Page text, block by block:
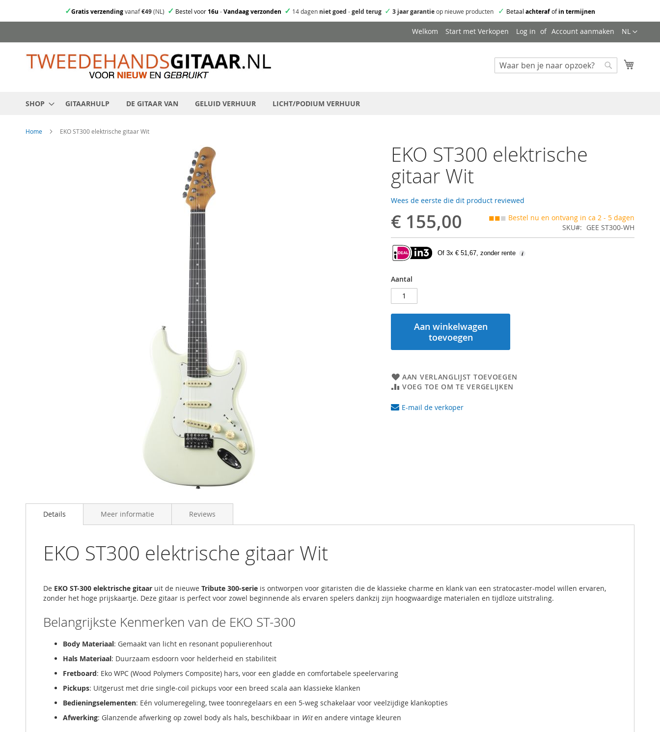
✓Gratis verzendingvanaf€49(NL) ✓ Bestel voor16u -Vandaag verzonden ✓ 14 dagen niet goed -geld terug ✓ 3 jaar garantieop nieuwe producten ✓ Betaal achterafofin termijnen
direct
naar
de
Taal
NL
Welkom Start met Verkopen Log in Account aanmaken
Zoeken
SHOP GITAARHULP DE GITAAR VAN GELUID VERHUUR LICHT/PODIUM VERHUUR
Home EKO ST300 elektrische gitaar Wit
EKO ST300 elektrische
gitaar Wit
Wees de eerste die dit product reviewed
€ 155,00 ◼◼◼ Bestel nu en ontvang in ca 2 - 5 dagen
SKU
GEE ST300-WH
Of 3x € 51,67, zonder rente
Aantal
Aan winkelwagen
toevoegen
AAN VERLANGLIJST TOEVOEGEN
VOEG TOE OM TE VERGELIJKEN
E-mail de verkoper
to
images
Details
EKO ST300 elektrische gitaar Wit
De EKO ST-300 elektrische gitaar uit de nieuwe Tribute 300-serie is ontworpen voor gitaristen die de klassieke charme en klank van een stratocaster-model willen ervaren,
zonder het hoge prijskaartje. Deze gitaar is perfect voor zowel beginnende als ervaren spelers dankzij zijn hoogwaardige materialen en tijdloze uitstraling.
Belangrijkste Kenmerken van de EKO ST-300
Body Materiaal: Gemaakt van licht en resonant populierenhout
Hals Materiaal: Duurzaam esdoorn voor helderheid en stabiliteit
Fretboard: Eko WPC (Wood Polymers Composite) hars, voor een gladde en comfortabele speelervaring
Pickups: Uitgerust met drie single-coil pickups voor een breed scala aan klassieke klanken
Bedieningselementen: Eén volumeregeling, twee toonregelaars en een 5-weg schakelaar voor veelzijdige klankopties
Afwerking: Glanzende afwerking op zowel body als hals, beschikbaar in Witen andere vintage kleuren
Meer informatie Reviews